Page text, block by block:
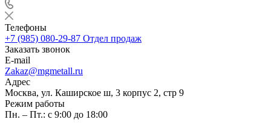
Телефоны
+7 (985) 080-29-87 Отдел продаж
Заказать звонок
E-mail
Zakaz@mgmetall.ru
Адрес
Москва, ул. Каширское ш, 3 корпус 2, стр 9
Режим работы
Пн. – Пт.: с 9:00 до 18:00